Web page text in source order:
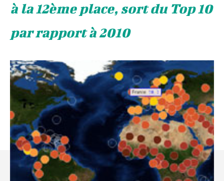
à la 12ème place, sort du Top 10
par rapport à 2010